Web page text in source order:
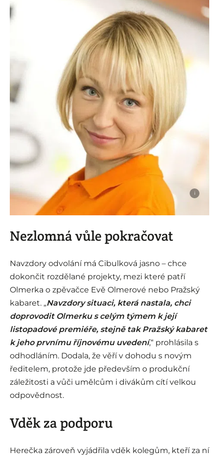
i
Nezlomná vůle pokračovat
Navzdory odvolání má Cibulková jasno – chce
dokončit rozdělané projekty, mezi které patří
Olmerka o zpěvačce Evě Olmerové nebo Pražský
kabaret. „Navzdory situaci, která nastala, chci
doprovodit Olmerku s celým týmem k její
listopadové premiéře, stejně tak Pražský kabaret
k jeho prvnímu říjnovému uvedení,“ prohlásila s
odhodláním. Dodala, že věří v dohodu s novým
ředitelem, protože jde především o produkční
záležitosti a vůči umělcům i divákům cítí velkou
odpovědnost.
Vděk za podporu
Herečka zároveň vyjádřila vděk kolegům, kteří za ní